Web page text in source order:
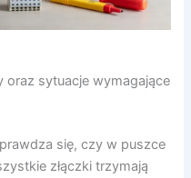
oraz sytuacje wymagające
się, czy w puszce
złączki trzymają